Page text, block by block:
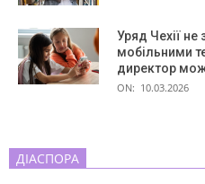
Уряд Чехії
мобільними
директор
ON: 10.03.2026
ДІАСПОРА